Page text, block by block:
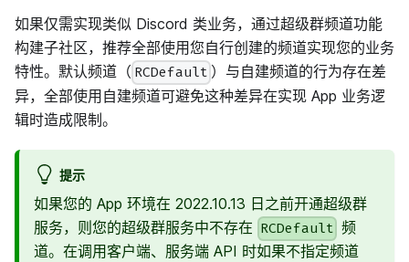
如果仅需实现类似 Discord 类业务，通过超级群频道功能
构建子社区，推荐全部使用您自行创建的频道实现您的业务
特性。默认频道（ RCDefault ）与自建频道的行为存在差
异，全部使用自建频道可避免这种差异在实现 App 业务逻
辑时造成限制。
提示
如果您的 App 环境在 2022.10.13 日之前开通超级群
服务，则您的超级群服务中不存在 RCDefault 频
道。在调用客户端、服务端 API 时如果不指定频道